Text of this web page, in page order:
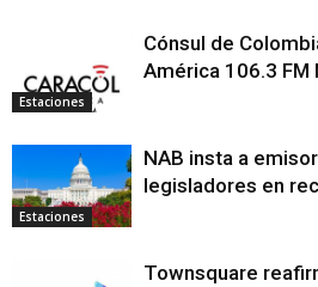
Estaciones
Cónsul de
América 106.3 FM
Estaciones
NAB insta a
legisladores en
Townsquare